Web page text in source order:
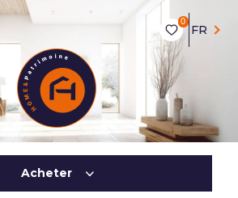
0
FR
Acheter